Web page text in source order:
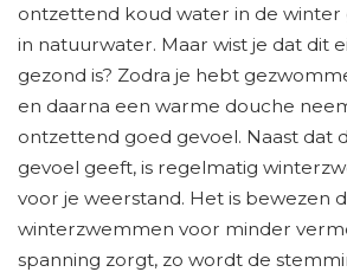
ontzettend koud water in de winter
in natuurwater. Maar wist je dat dit
gezond is? Zodra je hebt
en daarna een warme douche
ontzettend goed gevoel. Naast dat
gevoel geeft, is regelmatig
voor je weerstand. Het is bewezen
winterzwemmen voor minder
spanning zorgt, zo wordt de